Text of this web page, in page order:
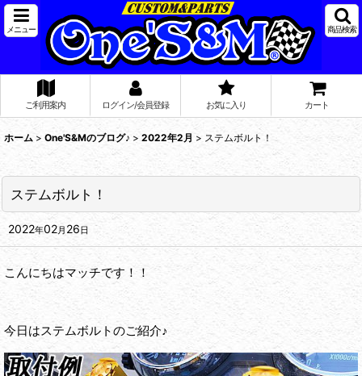
メニュー 商品検索
ご利用案内 ログイン/会員登録 お気に入り カート
ホーム > One'S&Mのブログ♪ > 2022年2月 > ステムボルト！
ステムボルト！
2022年02月 26日
こんにちはマッチです！！
今日はステムボルトのご紹介♪